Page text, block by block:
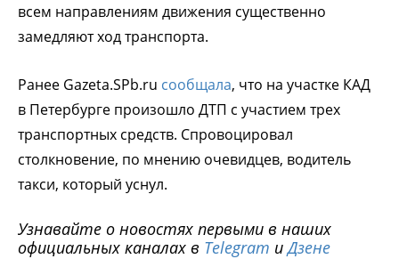
всем направлениям движения существенно
замедляют ход транспорта.
Ранее Gazeta.SPb.ru сообщала, что на участке КАД
в Петербурге произошло ДТП с участием трех
транспортных средств. Спровоцировал
столкновение, по мнению очевидцев, водитель
такси, который уснул.
Узнавайте о новостях первыми в наших
официальных каналах в Telegram иДзене